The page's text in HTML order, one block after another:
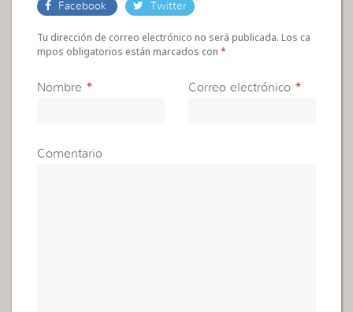
Facebook Twitter
Tu dirección de correo electrónico no será publicada. Los ca
mpos obligatorios están marcados con*
Nombre * Correo electrónico *
Comentario